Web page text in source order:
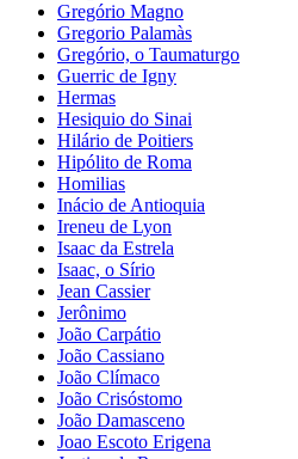
Gregório Magno
Gregorio Palamàs
Gregório, o Taumaturgo
Guerric de Igny
Hermas
Hesiquio do Sinai
Hilário de Poitiers
Hipólito de Roma
Homilias
Inácio de Antioquia
Ireneu de Lyon
Isaac da Estrela
Isaac, o Sírio
Jean Cassier
Jerônimo
João Carpátio
João Cassiano
João Clímaco
João Crisóstomo
João Damasceno
Joao Escoto Erigena